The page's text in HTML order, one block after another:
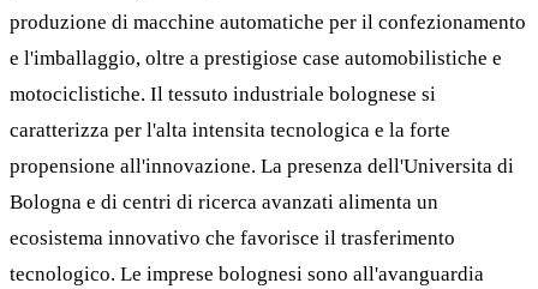
produzione di macchine automatiche per il confezionamento
e l'imballaggio, oltre a prestigiose case automobilistiche e
motociclistiche. Il tessuto industriale bolognese si
caratterizza per l'alta intensita tecnologica e la forte
propensione all'innovazione. La presenza dell'Universita di
Bologna e di centri di ricerca avanzati alimenta un
ecosistema innovativo che favorisce il trasferimento
tecnologico. Le imprese bolognesi sono all'avanguardia